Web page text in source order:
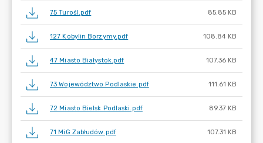
75 Turośl.pdf 85.85 KB
127 Kobylin Borzymy.pdf 108.84 KB
47 Miasto Białystok.pdf 107.36 KB
73 Województwo Podlaskie.pdf 111.61 KB
72 Miasto Bielsk Podlaski.pdf 89.37 KB
71 MiG Zabłudów.pdf 107.31 KB